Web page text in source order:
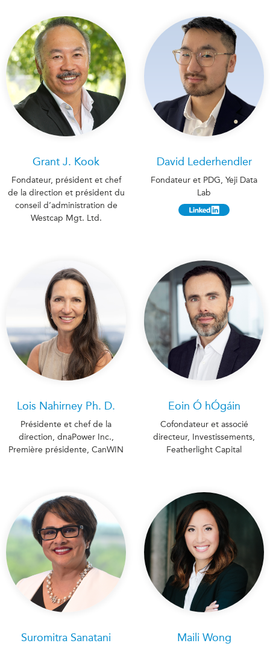
Grant J. Kook
Fondateur, président et chef
de la direction et président du
conseil d’administration de
Westcap Mgt. Ltd.
David Lederhendler
Fondateur et PDG, Yeji Data
Lab
Lois Nahirney Ph. D.
Présidente et chef de la
direction, dnaPower Inc.,
Première présidente, CanWIN
Eoin Ó hÓgáin
Cofondateur et associé
directeur, Investissements,
Featherlight Capital
Suromitra Sanatani Maili Wong